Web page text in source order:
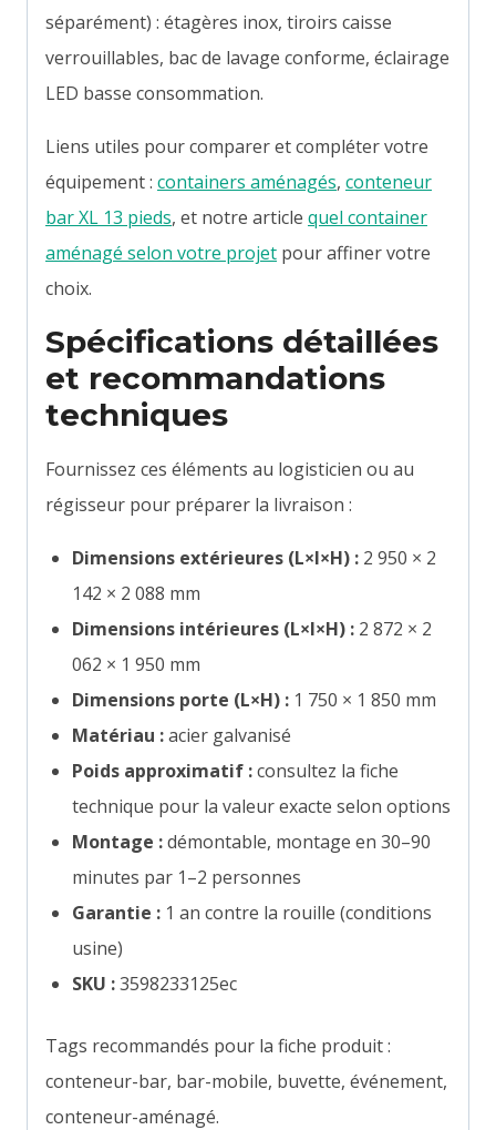
séparément) : étagères inox, tiroirs caisse
verrouillables, bac de lavage conforme, éclairage
LED basse consommation.
Liens utiles pour comparer et compléter votre
équipement : containers aménagés, conteneur
bar XL 13 pieds, et notre article quel container
aménagé selon votre projet pour affiner votre
choix.
Spécifications détaillées
et recommandations
techniques
Fournissez ces éléments au logisticien ou au
régisseur pour préparer la livraison :
Dimensions extérieures (L×l×H) : 2 950 × 2
142 × 2 088 mm
Dimensions intérieures (L×l×H) : 2 872 × 2
062 × 1 950 mm
Dimensions porte (L×H) : 1 750 × 1 850 mm
Matériau :acier galvanisé
Poids approximatif :consultez la fiche
technique pour la valeur exacte selon options
Montage :démontable, montage en 30–90
minutes par 1–2 personnes
Garantie : 1 an contre la rouille (conditions
usine)
SKU :3598233125ec
Tags recommandés pour la fiche produit :
conteneur-bar, bar-mobile, buvette, événement,
conteneur-aménagé.